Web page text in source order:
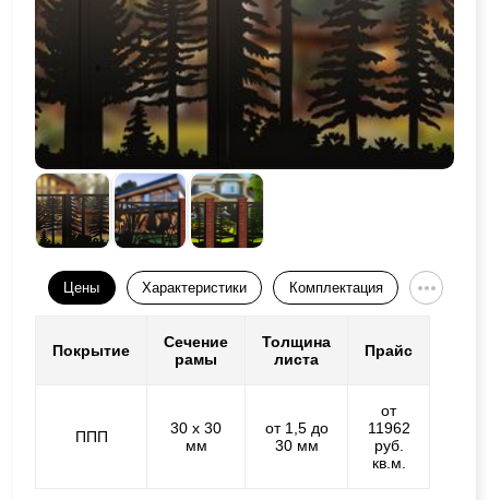
Цены Характеристики Комплектация
Покрытие
Сечение
рамы
Толщина
листа
Прайс
ППП
30 х 30
мм
от 1,5 до
30 мм
от
11962
руб.
кв.м.